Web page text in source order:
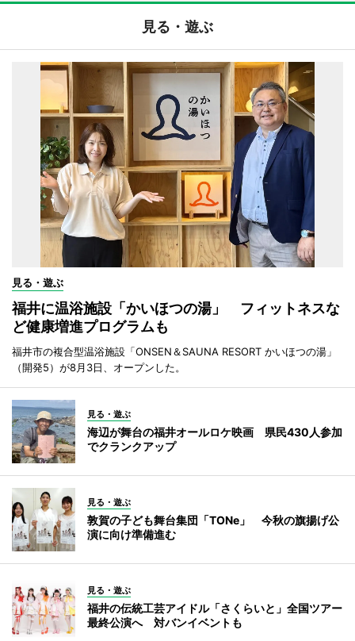
見る・遊ぶ
見る・遊ぶ
福井に温浴施設「かいほつの湯」 フィットネスな
ど健康増進プログラムも
福井市の複合型温浴施設「ONSEN＆SAUNA RESORT かいほつの湯」
（開発5）が8月3日、オープンした。
見る・遊ぶ
海辺が舞台の福井オールロケ映画 県民430人参加
でクランクアップ
見る・遊ぶ
敦賀の子ども舞台集団「TONe」 今秋の旗揚げ公
演に向け準備進む
見る・遊ぶ
福井の伝統工芸アイドル「さくらいと」全国ツアー
最終公演へ 対バンイベントも